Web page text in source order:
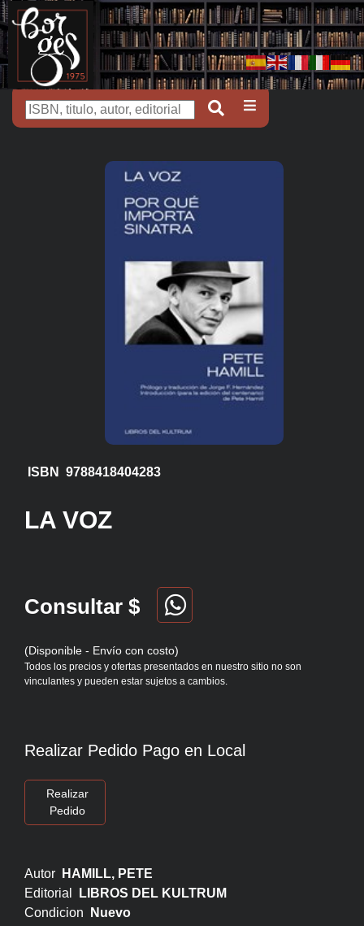
ISBN 9788418404283
LA VOZ
Consultar $
(Disponible - Envío con costo)
Todos los precios y ofertas presentados en nuestro sitio no son
vinculantes y pueden estar sujetos a cambios.
Realizar Pedido Pago en Local
Realizar
Pedido
Autor
HAMILL, PETE
Editorial
LIBROS DEL KULTRUM
Condicion
Nuevo